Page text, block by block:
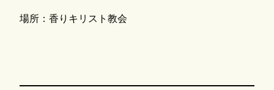
場所：香りキリスト教会